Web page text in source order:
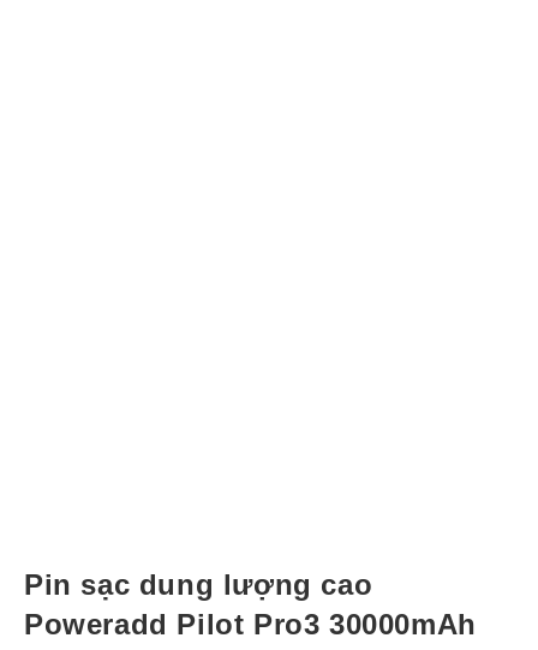
Pin sạc dung lượng cao
Poweradd Pilot Pro3 30000mAh